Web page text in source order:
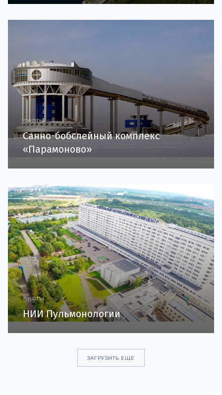
ЛИФТЫ
Санно-бобслейный комплекс
«Парамоново»
ЛИФТЫ
НИИ Пульмонологии
ЗАГРУЗИТЬ ЕЩЕ